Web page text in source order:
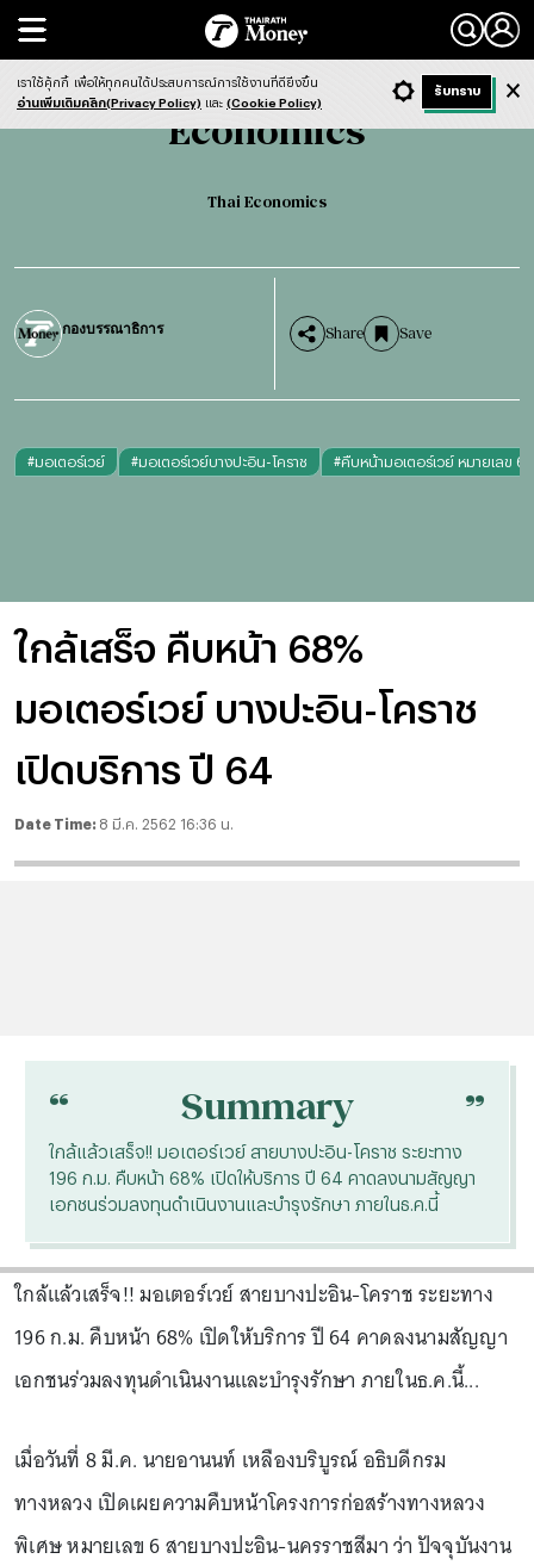
Search
Economics Thai Economics
Economics
Thai Economics
กองบรรณาธิการ Share Save
#มอเตอร์เวย์ #มอเตอร์เวย์บางปะอิน-โคราช #คืบหน้ามอเตอร์เวย์ หมายเลข 6
ใกล้เสร็จ คืบหน้า 68%
มอเตอร์เวย์ บางปะอิน-โคราช
เปิดบริการ ปี 64
Date Time: 8 มี.ค. 2562 16:36 น.
- ก + ก Dark ฟังข่าว
“ Summary “
ใกล้แล้วเสร็จ!! มอเตอร์เวย์ สายบางปะอิน-โคราช ระยะทาง
196 ก.ม. คืบหน้า 68% เปิดให้บริการ ปี 64 คาดลงนามสัญญา
เอกชนร่วมลงทุนดำเนินงานและบำรุงรักษา ภายในธ.ค.นี้
ใกล้แล้วเสร็จ!! มอเตอร์เวย์ สายบางปะอิน-โคราช ระยะทาง
196 ก.ม. คืบหน้า 68% เปิดให้บริการ ปี 64 คาดลงนามสัญญา
เอกชนร่วมลงทุนดำเนินงานและบำรุงรักษา ภายในธ.ค.นี้...
เมื่อวันที่ 8 มี.ค. นายอานนท์ เหลืองบริบูรณ์ อธิบดีกรม
ทางหลวง เปิดเผยความคืบหน้าโครงการก่อสร้างทางหลวง
พิเศษ หมายเลข 6 สายบางปะอิน-นครราชสีมา ว่า ปัจจุบันงาน
เราใช้คุ้กกี้ เพื่อให้ทุกคนได้ประสบการณ์การใช้งานที่ดียิ่งขึ้น
อ่านเพิ่มเติมคลิก(Privacy Policy) และ (Cookie Policy)
รับทราบ